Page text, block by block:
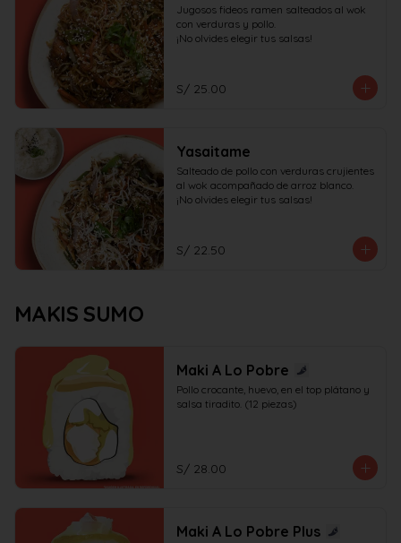
Jugosos fideos ramen salteados al wok
con verduras y pollo.
¡No olvides elegir tus salsas!
S/ 25.00
Yasaitame
Salteado de pollo con verduras crujientes
al wok acompañado de arroz blanco.
¡No olvides elegir tus salsas!
S/ 22.50
MAKIS SUMO
Maki A Lo Pobre
Pollo crocante, huevo, en el top plátano y
salsa tiradito. (12 piezas)
S/ 28.00
Maki A Lo Pobre Plus